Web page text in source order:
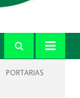
PORTARIAS